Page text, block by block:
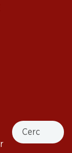
Cercare
de la Tierra de